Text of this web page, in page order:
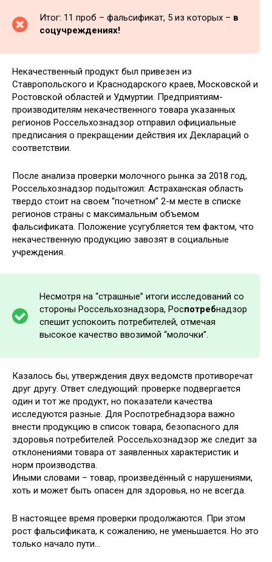
Итог: 11 проб – фальсификат, 5 из которых – в
соцучреждениях!
Некачественный продукт был привезен из
Ставропольского и Краснодарского краев, Московской и
Ростовской областей и Удмуртии. Предприятиям-
производителям некачественного товара указанных
регионов Россельхознадзор отправил официальные
предписания о прекращении действия их Деклараций о
соответствии.
После анализа проверки молочного рынка за 2018 год,
Россельхознадзор подытожил: Астраханская область
твердо стоит на своем “почетном” 2-м месте в списке
регионов страны с максимальным объемом
фальсификата. Положение усугубляется тем фактом, что
некачественную продукцию завозят в социальные
учреждения.
Несмотря на “страшные” итоги исследований со
стороны Россельхознадзора, Роспотребнадзор
спешит успокоить потребителей, отмечая
высокое качество ввозимой “молочки”.
Казалось бы, утверждения двух ведомств противоречат
друг другу. Ответ следующий: проверке подвергается
один и тот же продукт, но показатели качества
исследуются разные. Для Роспотребнадзора важно
внести продукцию в список товара, безопасного для
здоровья потребителей. Россельхознадзор же следит за
отклонениями товара от заявленных характеристик и
норм производства.
Иными словами – товар, произведённый с нарушениями,
хоть и может быть опасен для здоровья, но не всегда.
В настоящее время проверки продолжаются. При этом
рост фальсификата, к сожалению, не уменьшается. Но это
только начало пути…